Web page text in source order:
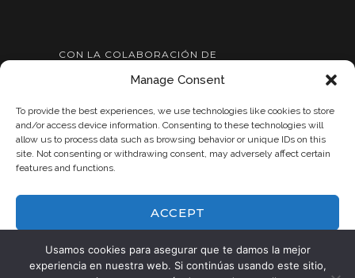
Manage Consent
To provide the best experiences, we use technologies like cookies to store
and/or access device information. Consenting to these technologies will
allow us to process data such as browsing behavior or unique IDs on this
site. Not consenting or withdrawing consent, may adversely affect certain
features and functions.
ACCEPT
DENY
CON LA COLABORACIÓN DE
Usamos cookies para asegurar que te damos la mejor
experiencia en nuestra web. Si continúas usando este sitio,